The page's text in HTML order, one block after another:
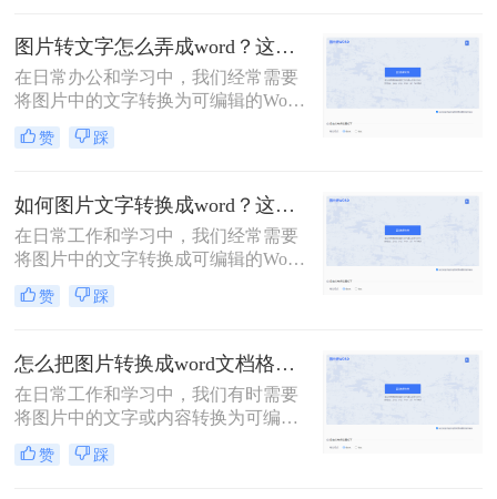
word文档呢？本文将为您介绍三种常
用的方法，帮助您轻松将图片转换为
Word文档。
图片转文字怎么弄成word？这三个方法了解一下！
在日常办公和学习中，我们经常需要
将图片中的文字转换为可编辑的Word
文档。这一需求在资料整理、笔记制
作以及信息提取等场景中尤为常见。
文将介绍几种将图片转文字并弄成
Word文档的方法，帮助您轻松实现这
一操作。
赞 踩
如何图片文字转换成word？这两招快收藏起来！
在日常工作和学习中，我们经常需要
将图片中的文字转换成可编辑的Word
文档。图片文字转换成Word的需求在
多个领域都有所体现，如资料整理、
何图片文字转换成word呢？本文将介
绍二种高效的方法，帮助您轻松实现
图片文字转换成Word。
赞 踩
怎么把图片转换成word文档格式？有效帮你转换的两种方法！
在日常工作和学习中，我们有时需要
将图片中的文字或内容转换为可编辑
的Word文档格式。这种转换对于提取
图片中的文字信息、整理资料和进行
赞 踩